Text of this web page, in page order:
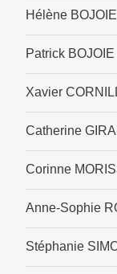
Hélène
Patrick
Xavier
Catherine
Corinne
Anne-Sophie
Stéphanie